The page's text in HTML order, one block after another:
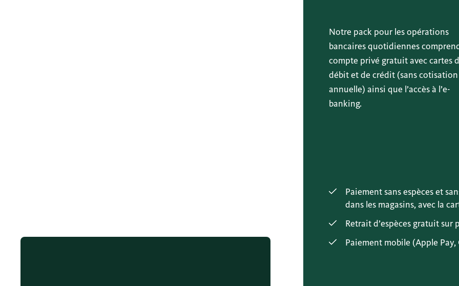
Notre pack pour les opérations
bancaires quotidiennes
compte privé gratuit avec cartes
débit et de crédit (sans cotisation
annuelle) ainsi que l’accès à l’e-
banking.
Paiement sans espèces et
dans les magasins, avec la
Retrait d’espèces gratuit sur
Paiement mobile (Apple Pay,